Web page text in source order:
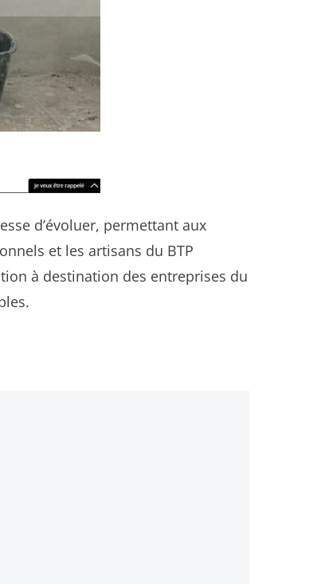
d’évoluer, permettant aux
et les artisans du BTP
à destination des entreprises du